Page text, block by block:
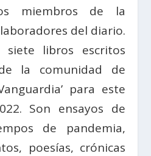
miembros de la
del diario.
siete libros escritos
la comunidad de
para este
Son ensayos de
de pandemia,
poesías, crónicas